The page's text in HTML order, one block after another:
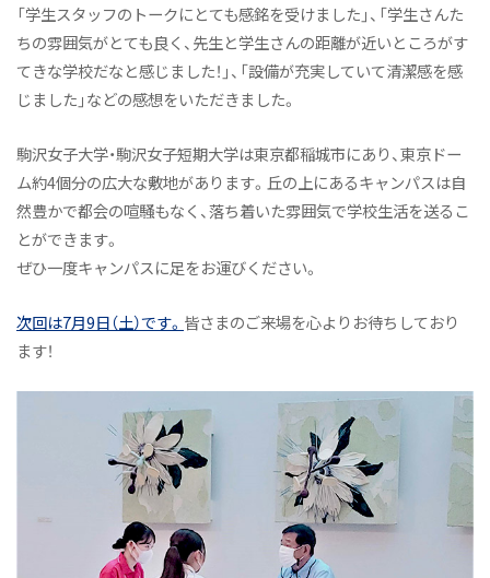
「学生スタッフのトークにとても感銘を受けました」、「学生さんた
ちの雰囲気がとても良く、先生と学生さんの距離が近いところがす
てきな学校だなと感じました！」、「設備が充実していて清潔感を感
じました」などの感想をいただきました。
駒沢女子大学・駒沢女子短期大学は東京都稲城市にあり、東京ドー
ム約4個分の広大な敷地があります。丘の上にあるキャンパスは自
然豊かで都会の喧騒もなく、落ち着いた雰囲気で学校生活を送るこ
とができます。
ぜひ一度キャンパスに足をお運びください。
次回は7月9日（土）です。 皆さまのご来場を心よりお待ちしており
ます！